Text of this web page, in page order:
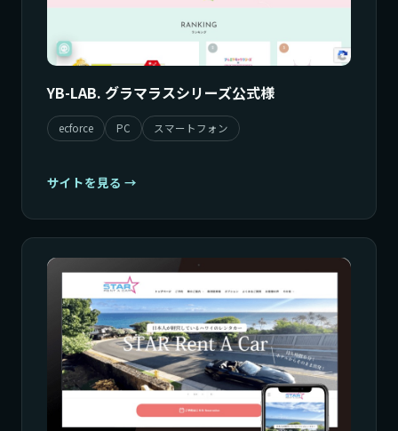
YB-LAB. グラマラスシリーズ公式様
ecforce PC スマートフォン
サイトを見る